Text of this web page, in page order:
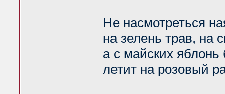
Не насмотреться
на зелень трав, на
а с майских
летит на розовый